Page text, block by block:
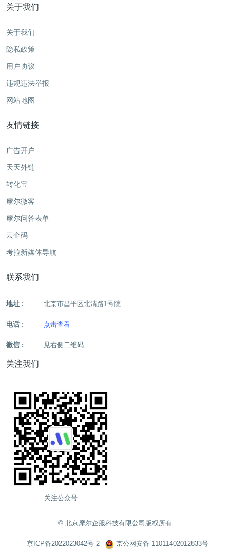
关于我们
关于我们
隐私政策
用户协议
违规违法举报
网站地图
友情链接
广告开户
天天外链
转化宝
摩尔微客
摩尔问答表单
云企码
考拉新媒体导航
联系我们
地址 : 北京市昌平区北清路1号院
电话 : 点击查看
微信 : 见右侧二维码
关注我们
关注公众号
©️ 北京摩尔企服科技有限公司版权所有
京ICP备2022023042号-2 京公网安备 11011402012833号